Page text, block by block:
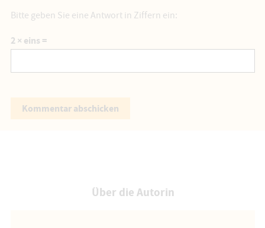
Bitte geben Sie eine Antwort in Ziffern ein:
2 × eins =
Über die Autorin